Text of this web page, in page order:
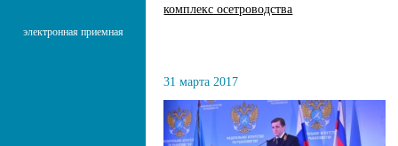
электронная приемная
комплекс осетроводства
31 марта 2017